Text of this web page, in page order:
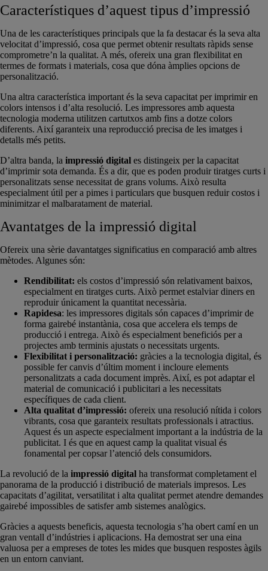
Característiques d’aquest tipus d’impressió
Una de les característiques principals que la fa destacar és la seva alta
velocitat d’impressió, cosa que permet obtenir resultats ràpids sense
comprometre’n la qualitat. A més, ofereix una gran flexibilitat en
termes de formats i materials, cosa que dóna àmplies opcions de
personalització.
Una altra característica important és la seva capacitat per imprimir en
colors intensos i d’alta resolució. Les impressores amb aquesta
tecnologia moderna utilitzen cartutxos amb fins a dotze colors
diferents. Així garanteix una reproducció precisa de les imatges i
detalls més petits.
D’altra banda, la impressió digital es distingeix per la capacitat
d’imprimir sota demanda. És a dir, que es poden produir tiratges curts i
personalitzats sense necessitat de grans volums. Això resulta
especialment útil per a pimes i particulars que busquen reduir costos i
minimitzar el malbaratament de material.
Avantatges de la impressió digital
Ofereix una sèrie davantatges significatius en comparació amb altres
mètodes. Algunes són:
Rendibilitat: els costos d’impressió són relativament baixos,
especialment en tiratges curts. Això permet estalviar diners en
reproduir únicament la quantitat necessària.
Rapidesa: les impressores digitals són capaces d’imprimir de
forma gairebé instantània, cosa que accelera els temps de
producció i entrega. Això és especialment beneficiós per a
projectes amb terminis ajustats o necessitats urgents.
Flexibilitat i personalització: gràcies a la tecnologia digital, és
possible fer canvis d’últim moment i incloure elements
personalitzats a cada document imprès. Així, es pot adaptar el
material de comunicació i publicitari a les necessitats
específiques de cada client.
Alta qualitat d’impressió: ofereix una resolució nítida i colors
vibrants, cosa que garanteix resultats professionals i atractius.
Aquest és un aspecte especialment important a la indústria de la
publicitat. I és que en aquest camp la qualitat visual és
fonamental per copsar l’atenció dels consumidors.
La revolució de la impressió digital ha transformat completament el
panorama de la producció i distribució de materials impresos. Les
capacitats d’agilitat, versatilitat i alta qualitat permet atendre demandes
gairebé impossibles de satisfer amb sistemes analògics.
Gràcies a aquests beneficis, aquesta tecnologia s’ha obert camí en un
gran ventall d’indústries i aplicacions. Ha demostrat ser una eina
valuosa per a empreses de totes les mides que busquen respostes àgils
en un entorn canviant.